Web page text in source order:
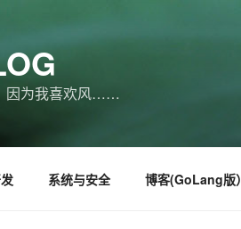
因为我喜欢风……
系统与安全 博客(GoLang版）